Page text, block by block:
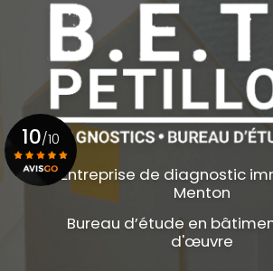
Entreprise de diagnostic
Menton
Bureau d’étude en
d'œuvre
10/10
Voir le certificat